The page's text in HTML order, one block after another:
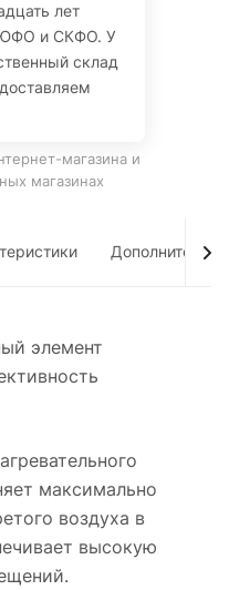
лет
ЮФО и СКФО. У
склад
магазина и
магазинах
Дополнительно
элемент
максимально
воздуха в
высокую